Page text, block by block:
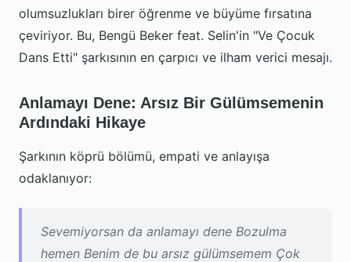
olumsuzlukları birer öğrenme ve büyüme fırsatına
çeviriyor. Bu, Bengü Beker feat. Selin'in "Ve Çocuk
Dans Etti" şarkısının en çarpıcı ve ilham verici mesajı.
Anlamayı Dene: Arsız Bir Gülümsemenin
Ardındaki Hikaye
Şarkının köprü bölümü, empati ve anlayışa
odaklanıyor:
Sevemiyorsan da anlamayı dene Bozulma
hemen Benim de bu arsız gülümsemem Çok